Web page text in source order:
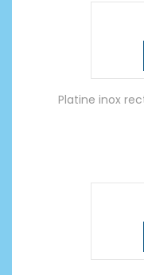
Platine inox